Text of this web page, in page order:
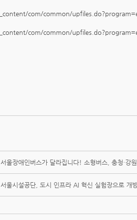
서울장애인버스가 달라집니다! 소형버스, 충청·강
서울시설공단, 도시 인프라 AI 혁신 실험장으로 개